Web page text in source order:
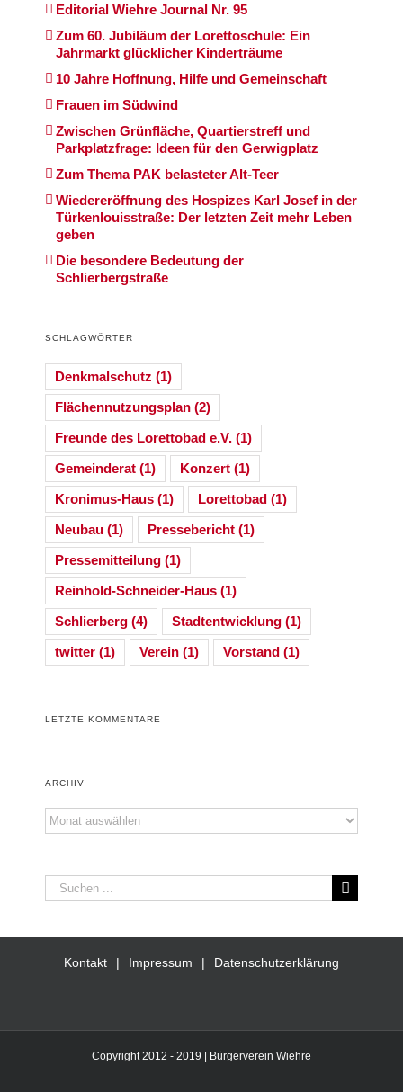
Editorial Wiehre Journal Nr. 95
Zum 60. Jubiläum der Lorettoschule: Ein
Jahrmarkt glücklicher Kinderträume
10 Jahre Hoffnung, Hilfe und Gemeinschaft
Frauen im Südwind
Zwischen Grünfläche, Quartierstreff und
Parkplatzfrage: Ideen für den Gerwigplatz
Zum Thema PAK belasteter Alt-Teer
Wiedereröffnung des Hospizes Karl Josef in der
Türkenlouisstraße: Der letzten Zeit mehr Leben
geben
Die besondere Bedeutung der
Schlierbergstraße
SCHLAGWÖRTER
Denkmalschutz (1)
Flächennutzungsplan (2)
Freunde des Lorettobad e.V. (1)
Gemeinderat (1) Konzert (1)
Kronimus-Haus (1) Lorettobad (1)
Neubau (1) Pressebericht (1)
Pressemitteilung (1)
Reinhold-Schneider-Haus (1)
Schlierberg (4) Stadtentwicklung (1)
twitter (1) Verein (1) Vorstand (1)
LETZTE KOMMENTARE
ARCHIV
Archiv
Suche
Kontakt Impressum Datenschutzerklärung
Copyright 2012 - 2019 | Bürgerverein Wiehre